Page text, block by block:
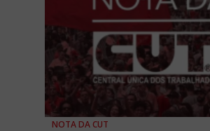
NOTA DA CUT